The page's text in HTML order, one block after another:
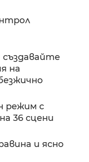
на
режим с
36 сцени
и ясно